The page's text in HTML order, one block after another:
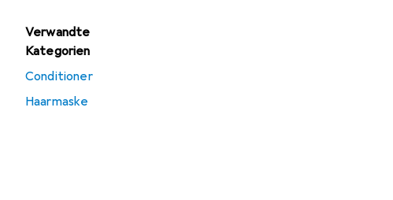
Verwandte
Kategorien
Conditioner
Haarmaske